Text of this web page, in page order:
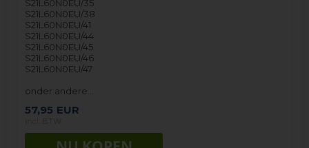
S21L60N0EU/35
S21L60N0EU/38
S21L60N0EU/41
S21L60N0EU/44
S21L60N0EU/45
S21L60N0EU/46
S21L60N0EU/47
onder andere…
57,95 EUR